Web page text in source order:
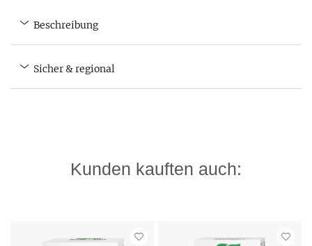
Beschreibung
Sicher & regional
Kunden kauften auch: